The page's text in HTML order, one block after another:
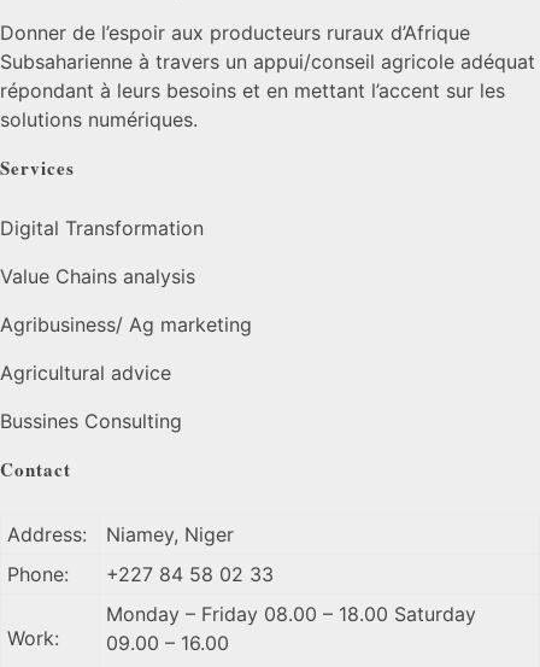
Donner de l’espoir aux producteurs ruraux d’Afrique
Subsaharienne à travers un appui/conseil agricole adéquat
répondant à leurs besoins et en mettant l’accent sur les
solutions numériques.
Services
Digital Transformation
Value Chains analysis
Agribusiness/ Ag marketing
Agricultural advice
Bussines Consulting
Contact
Address:
Niamey, Niger
Phone:
+227 84 58 02 33
Work:
Monday – Friday 08.00 – 18.00 Saturday
09.00 – 16.00